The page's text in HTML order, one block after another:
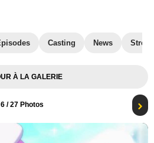
Casting News
À LA GALERIE
6/ 27 Photos